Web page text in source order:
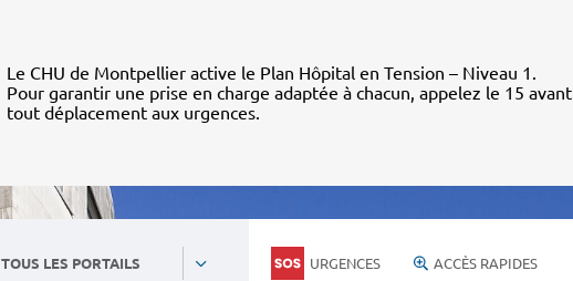
Le CHU de Montpellier active le Plan Hôpital en Tension – Niveau 1.
Pour garantir une prise en charge adaptée à chacun, appelez le 15 avant
tout déplacement aux urgences.
TOUS LES PORTAILS URGENCES ACCÈS RAPIDES